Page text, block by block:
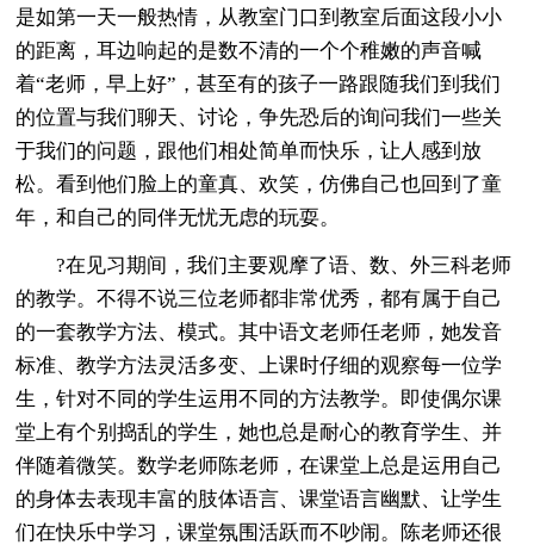
是如第一天一般热情，从教室门口到教室后面这段小小
的距离，耳边响起的是数不清的一个个稚嫩的声音喊
着“老师，早上好”，甚至有的孩子一路跟随我们到我们
的位置与我们聊天、讨论，争先恐后的询问我们一些关
于我们的问题，跟他们相处简单而快乐，让人感到放
松。看到他们脸上的童真、欢笑，仿佛自己也回到了童
年，和自己的同伴无忧无虑的玩耍。
?在见习期间，我们主要观摩了语、数、外三科老师
的教学。不得不说三位老师都非常优秀，都有属于自己
的一套教学方法、模式。其中语文老师任老师，她发音
标准、教学方法灵活多变、上课时仔细的观察每一位学
生，针对不同的学生运用不同的方法教学。即使偶尔课
堂上有个别捣乱的学生，她也总是耐心的教育学生、并
伴随着微笑。数学老师陈老师，在课堂上总是运用自己
的身体去表现丰富的肢体语言、课堂语言幽默、让学生
们在快乐中学习，课堂氛围活跃而不吵闹。陈老师还很